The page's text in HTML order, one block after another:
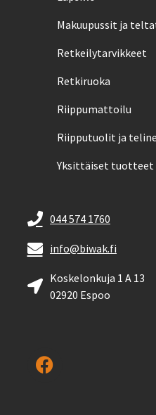
Makuupussit ja
Retkeilytarvikkeet
Retkiruoka
Riippumattoilu
Riipputuolit ja
Yksittäiset tuotteet
044 574 1760
info@biwak.fi
Koskelonkuja 1 A 13
02920 Espoo